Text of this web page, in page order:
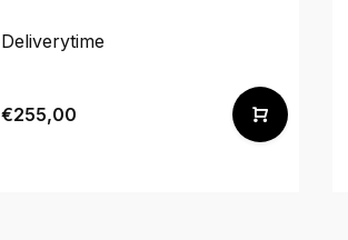
Deliverytime
€255,00